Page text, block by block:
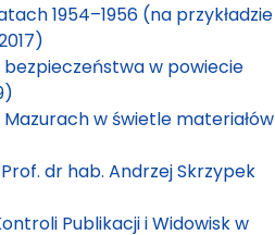
1954–1956 (na przykładzie
w powiecie
w świetle materiałów
Prof. dr hab. Andrzej Skrzypek
Publikacji i Widowisk w